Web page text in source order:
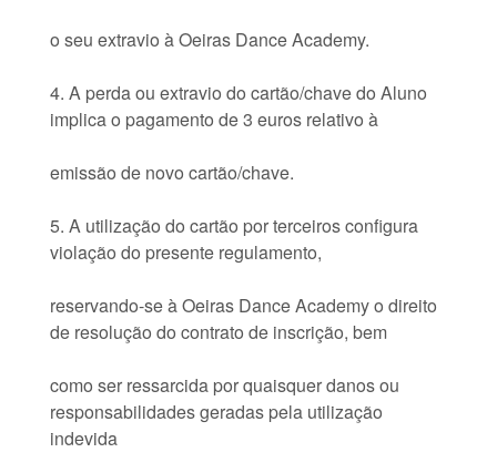
o seu extravio à Oeiras Dance Academy.
4. A perda ou extravio do cartão/chave do Aluno
implica o pagamento de 3 euros relativo à
emissão de novo cartão/chave.
5. A utilização do cartão por terceiros configura
violação do presente regulamento,
reservando-se à Oeiras Dance Academy o direito
de resolução do contrato de inscrição, bem
como ser ressarcida por quaisquer danos ou
responsabilidades geradas pela utilização
indevida